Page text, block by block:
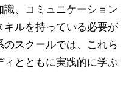
、コミュニケーション
ルを持っている必要が
スクールでは、これら
とともに実践的に学ぶ